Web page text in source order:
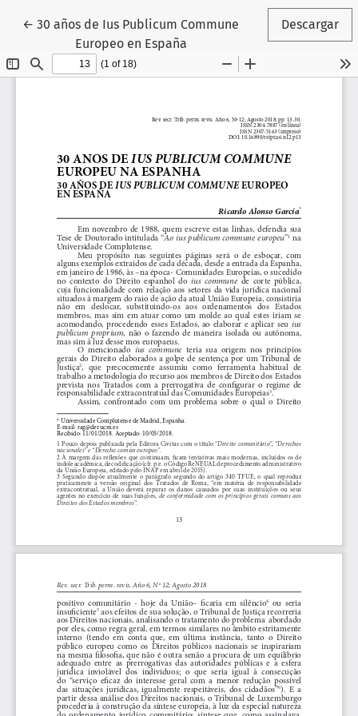
←Volver a los detalles del artículo
30 años de Ius Publicum Commune
Europeo en España
Descargar